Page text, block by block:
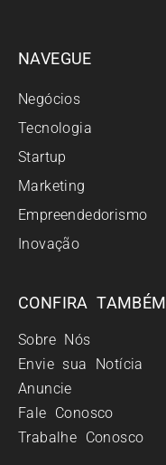
NAVEGUE
Negócios
Tecnologia
Startup
Marketing
Empreendedorismo
Inovação
CONFIRA TAMBÉM
Sobre Nós
Envie sua Notícia
Anuncie
Fale Conosco
Trabalhe Conosco